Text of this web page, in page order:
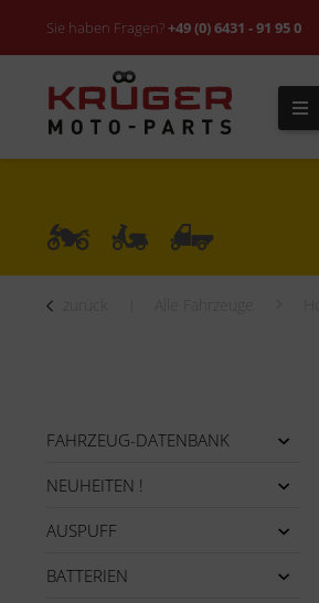
Sie haben Fragen?+49 (0) 6431 - 91 95 0
FAHRZEUG-DATENBANK
NEUHEITEN !
AUSPUFF
BATTERIEN